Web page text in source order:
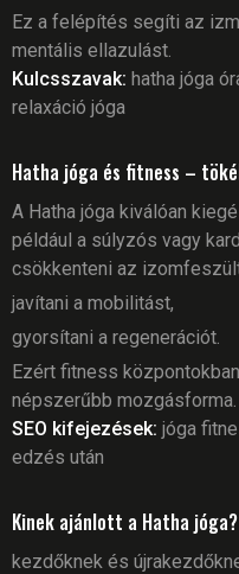
Ez a felépítés segíti az
mentális ellazulást.
Kulcsszavak: hatha jóga
relaxáció jóga
Hatha jóga és fitness –
A Hatha jóga kiválóan
például a súlyzós vagy
csökkenteni az
javítani a mobilitást,
gyorsítani a regenerációt.
Ezért fitness
népszerűbb mozgásforma.
SEO kifejezések: jóga
edzés után
Kinek ajánlott a Hatha jóga?
kezdőknek és